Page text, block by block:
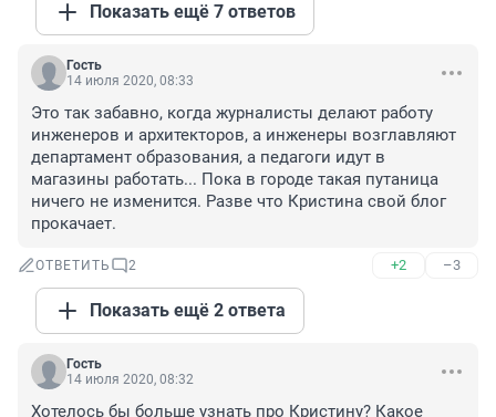
Показать ещё 7 ответов
Гость
14 июля 2020, 08:33
Это так забавно, когда журналисты делают работу
инженеров и архитекторов, а инженеры возглавляют
департамент образования, а педагоги идут в
магазины работать... Пока в городе такая путаница
ничего не изменится. Разве что Кристина свой блог
прокачает.
ОТВЕТИТЬ 2 +2 –3
Показать ещё 2 ответа
Гость
14 июля 2020, 08:32
Хотелось бы больше узнать про Кристину? Какое